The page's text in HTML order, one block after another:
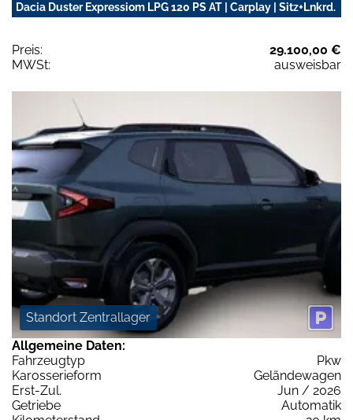
Dacia Duster Expressiom LPG 120 PS AT | Carplay | Sitz+Lnkrd.
Preis:
29.100,00 €
MWSt:
ausweisbar
Standort Zentrallager
Allgemeine Daten:
Fahrzeugtyp
Pkw
Karosserieform
Geländewagen
Erst-Zul.
Jun / 2026
Getriebe
Automatik